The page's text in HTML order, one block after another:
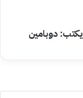
دوبامين